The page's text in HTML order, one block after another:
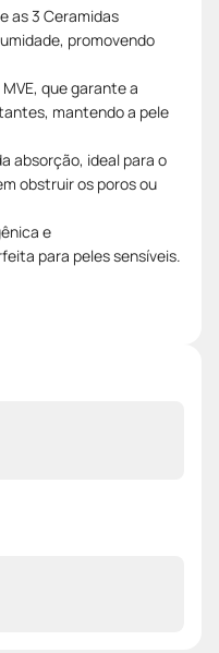
as 3 Ceramidas
promovendo
que garante a
mantendo a pele
absorção, ideal para o
obstruir os poros ou
e
para peles sensíveis.